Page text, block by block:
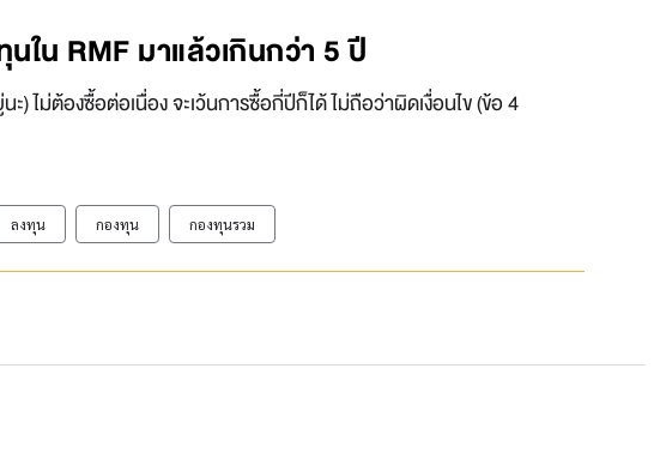
ใน RMF มาแล้วเกินกว่า 5 ปี
ะ) ไม่ต้องซื้อต่อเนื่อง จะเว้นการซื้อกี่ปีก็ได้ ไม่ถือว่าผิดเงื่อนไข (ข้อ 4
ลงทุน กองทุน กองทุนรวม